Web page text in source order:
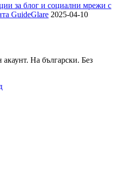
за блог и социални мрежи с
GuideGlare 2025-04-10
На български. Без